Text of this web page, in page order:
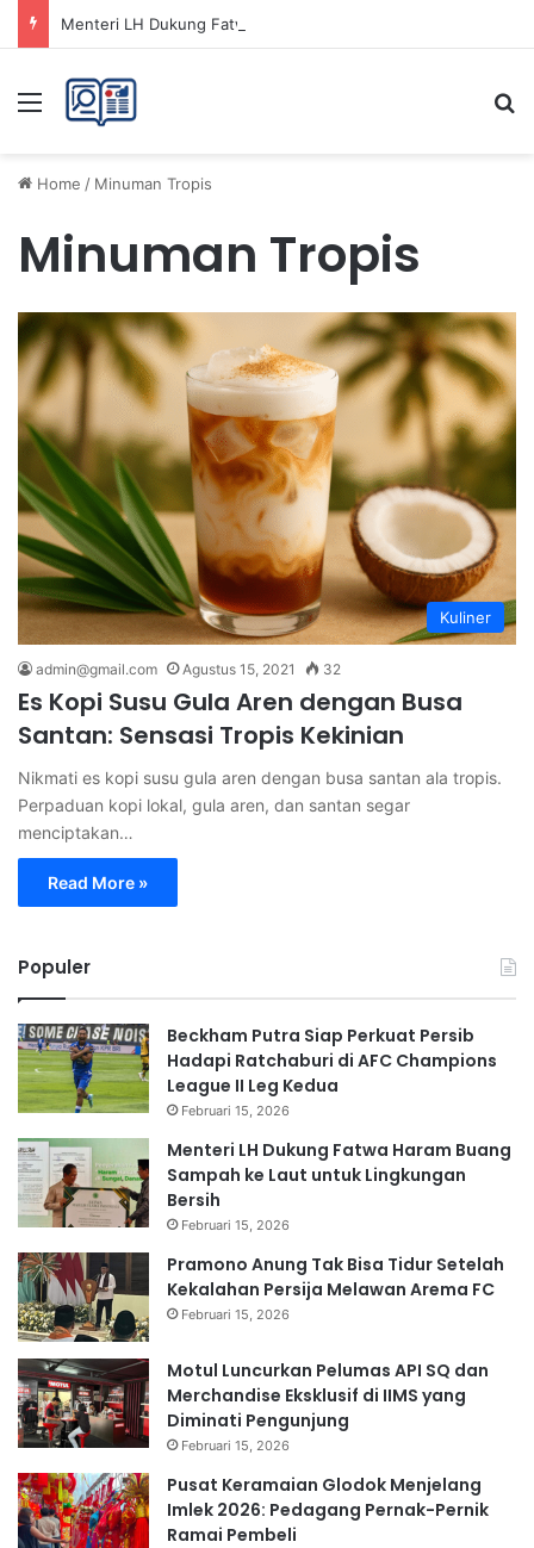
Menu
Home / Minuman Tropis
Minuman Tropis
Kuliner
admin@gmail.com Agustus 15, 2021 32
Es Kopi Susu Gula Aren dengan Busa
Santan: Sensasi Tropis Kekinian
Nikmati es kopi susu gula aren dengan busa santan ala tropis.
Perpaduan kopi lokal, gula aren, dan santan segar
menciptakan…
Read More »
Populer
Beckham Putra Siap Perkuat Persib
Hadapi Ratchaburi di AFC Champions
League II Leg Kedua
Februari 15, 2026
Menteri LH Dukung Fatwa Haram Buang
Sampah ke Laut untuk Lingkungan
Bersih
Februari 15, 2026
Pramono Anung Tak Bisa Tidur Setelah
Kekalahan Persija Melawan Arema FC
Februari 15, 2026
Motul Luncurkan Pelumas API SQ dan
Merchandise Eksklusif di IIMS yang
Diminati Pengunjung
Februari 15, 2026
Pusat Keramaian Glodok Menjelang
Imlek 2026: Pedagang Pernak-Pernik
Ramai Pembeli